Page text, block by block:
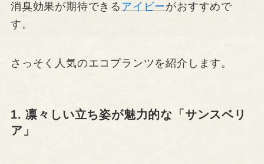
消臭効果が期待できる アイビーがおすすめで
す。
さっそく人気のエコプランツを紹介します。
1. 凛々しい立ち姿が魅力的な「サンスベリ
ア」